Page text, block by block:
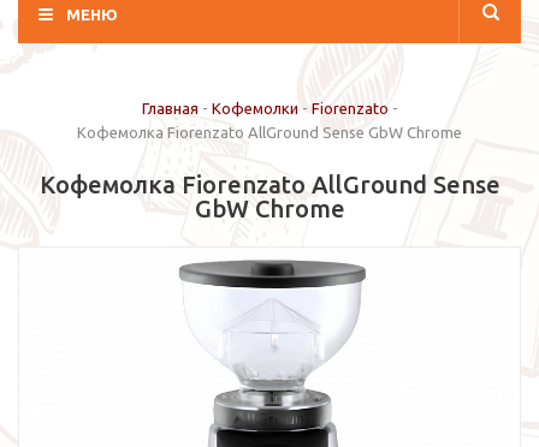
МЕНЮ
Главная - Кофемолки - Fiorenzato -
Кофемолка Fiorenzato AllGround Sense GbW Chrome
Кофемолка Fiorenzato AllGround Sense
GbW Chrome